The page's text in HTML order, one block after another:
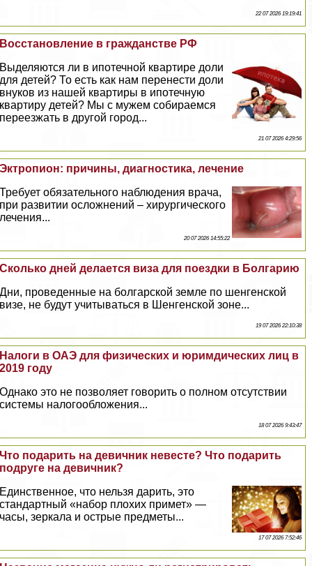
22 07 2026 19:19:41
Восстановление в гражданстве РФ
Выделяются ли в ипотечной квартире доли
для детей? То есть как нам перенести доли
внуков из нашей квартиры в ипотечную
квартиру детей? Мы с мужем собираемся
переезжать в другой город...
21 07 2026 4:29:56
Эктропион: причины, диагностика, лечение
Требует обязательного наблюдения врача,
при развитии осложнений – хирургического
лечения...
20 07 2026 14:55:22
Сколько дней делается виза для поездки в Болгарию
Дни, проведенные на болгарской земле по шенгенской
визе, не будут учитываться в Шенгенской зоне...
19 07 2026 22:10:38
Налоги в ОАЭ для физических и юримдических лиц в
2019 году
Однако это не позволяет говорить о полном отсутствии
системы налогообложения...
18 07 2026 9:43:47
Что подарить на девичник невесте? Что подарить
подруге на девичник?
Единственное, что нельзя дарить, это
стандартный «набор плохих примет» —
часы, зеркала и острые предметы...
17 07 2026 7:52:46